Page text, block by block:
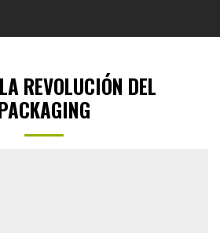
REVOLUCIÓN DEL